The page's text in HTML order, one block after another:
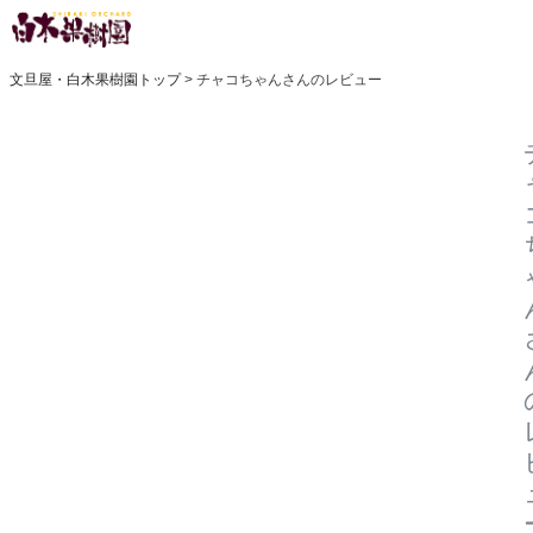
文旦屋・白木果樹園トップ チャコちゃんさんのレビュー